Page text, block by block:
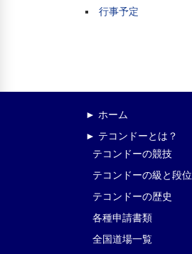
行事予定
► ホーム
► テコンドーとは？
テコンドーの競技
テコンドーの級と段位
テコンドーの歴史
各種申請書類
全国道場一覧